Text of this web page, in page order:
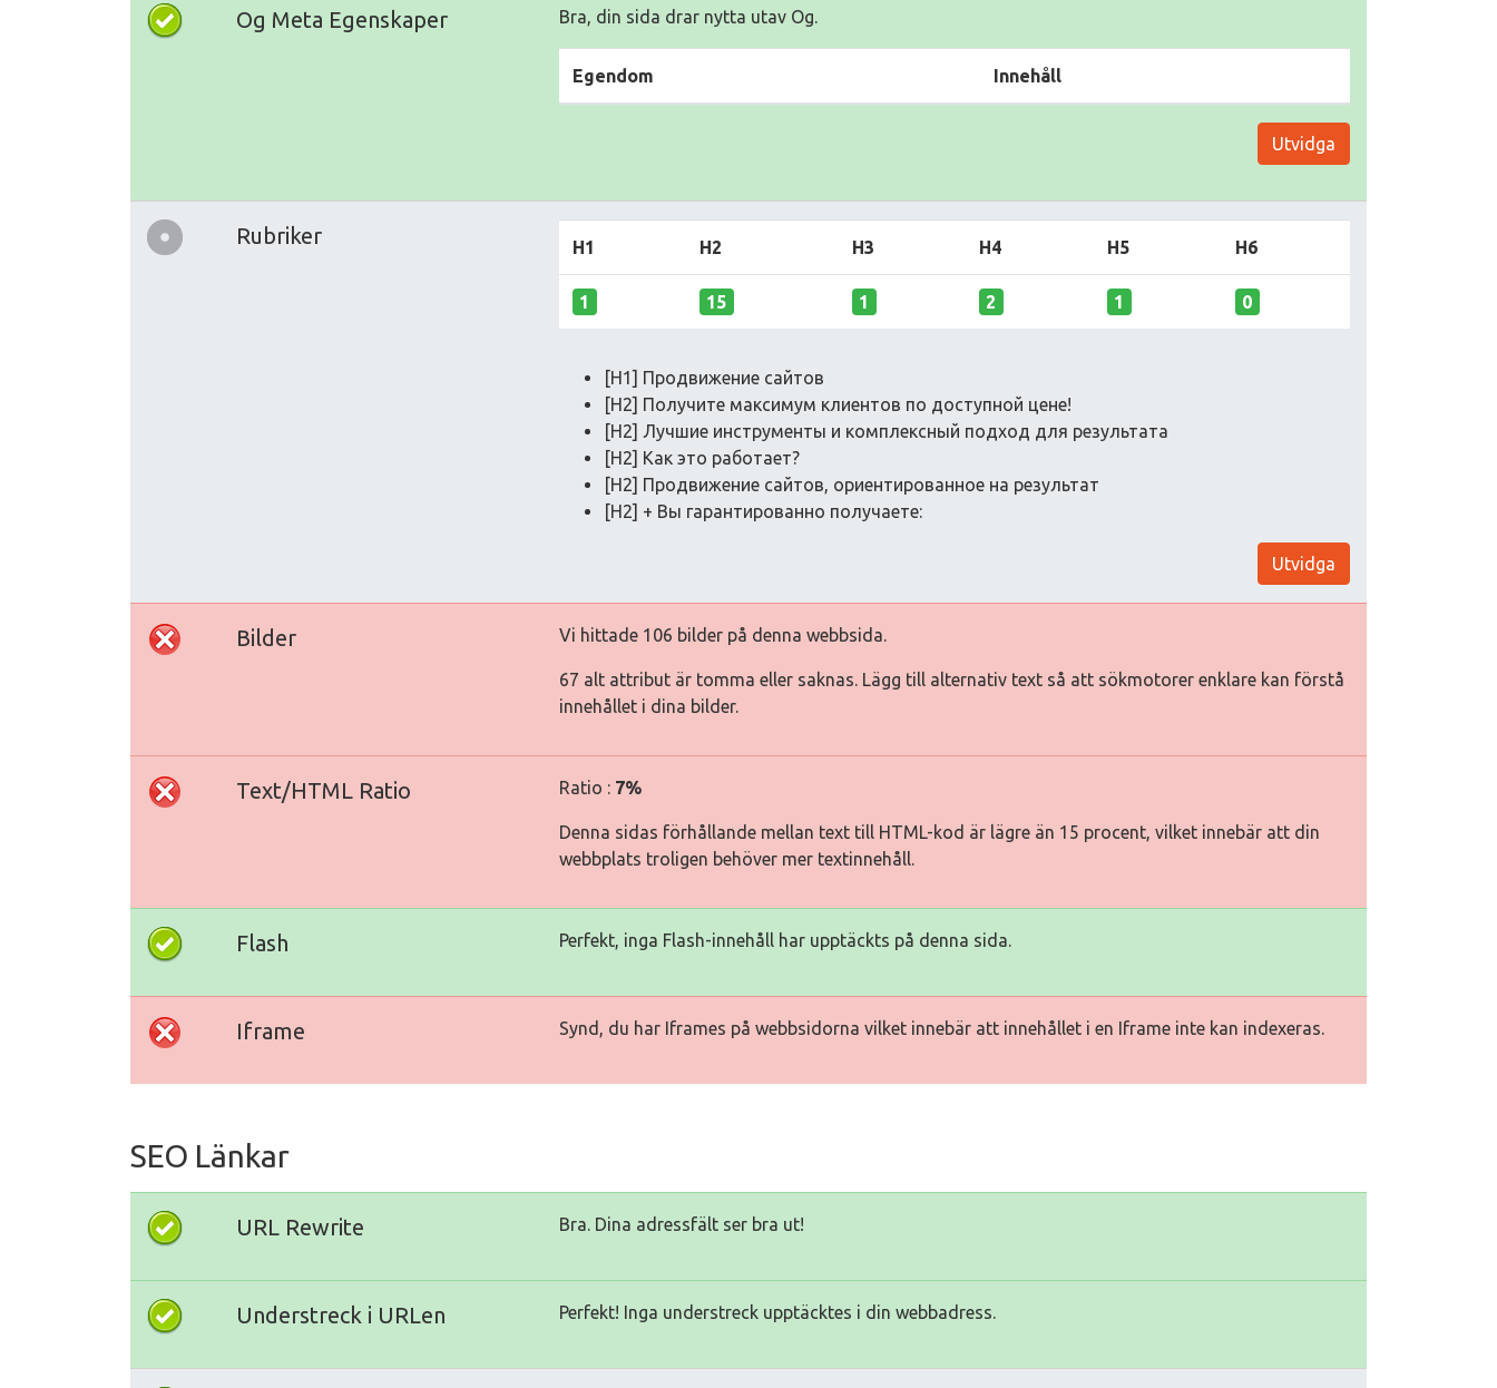
Og Meta Egenskaper Bra, din sida drar nytta utav Og.
Egendom Innehåll
Utvidga
Rubriker H1 H2 H3 H4 H5 H6
1 15 1 2 1 0
[H1] Продвижение сайтов
[H2] Получите максимум клиентов по доступной цене!
[H2] Лучшие инструменты и комплексный подход для результата
[H2] Как это работает?
[H2] Продвижение сайтов, ориентированное на результат
[H2] + Вы гарантированно получаете:
Utvidga
Bilder Vi hittade 106 bilder på denna webbsida.
67 alt attribut är tomma eller saknas. Lägg till alternativ text så att sökmotorer enklare kan förstå
innehållet i dina bilder.
Text/HTML Ratio Ratio : 7%
Denna sidas förhållande mellan text till HTML-kod är lägre än 15 procent, vilket innebär att din
webbplats troligen behöver mer textinnehåll.
Flash Perfekt, inga Flash-innehåll har upptäckts på denna sida.
Iframe Synd, du har Iframes på webbsidorna vilket innebär att innehållet i en Iframe inte kan indexeras.
SEO Länkar
URL Rewrite Bra. Dina adressfält ser bra ut!
Understreck i URLen Perfekt! Inga understreck upptäcktes i din webbadress.